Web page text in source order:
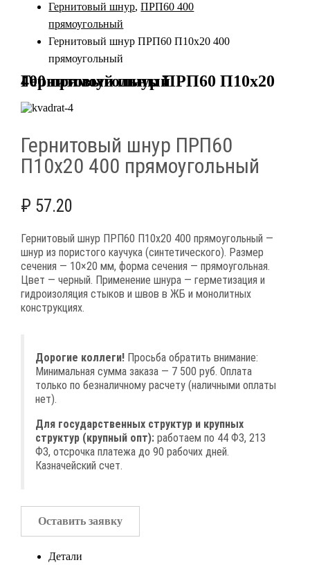
Гернитовый шнур,ПРП60 400
прямоугольный
Гернитовый шнур ПРП60 П10х20 400
прямоугольный
Гернитовый шнур ПРП60 П10х20 400 прямоугольный
Гернитовый шнур ПРП60
П10х20 400 прямоугольный
₽ 57.20
Гернитовый шнур ПРП60 П10х20 400 прямоугольный —
шнур из пористого каучука (синтетического). Размер
сечения — 10×20 мм, форма сечения — прямоугольная.
Цвет — черный. Применение шнура — герметизация и
гидроизоляция стыков и швов в ЖБ и монолитных
конструкциях.
Дорогие коллеги! Просьба обратить внимание:
Минимальная сумма заказа — 7 500 руб. Оплата
только по безналичному расчету (наличными оплаты
нет).
Для государственных структур и крупных
структур (крупный опт): работаем по 44 ФЗ, 213
ФЗ, отсрочка платежа до 90 рабочих дней.
Казначейский счет.
Оставить заявку
Детали